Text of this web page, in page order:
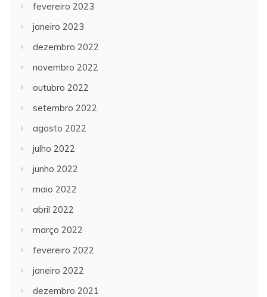
fevereiro 2023
janeiro 2023
dezembro 2022
novembro 2022
outubro 2022
setembro 2022
agosto 2022
julho 2022
junho 2022
maio 2022
abril 2022
março 2022
fevereiro 2022
janeiro 2022
dezembro 2021